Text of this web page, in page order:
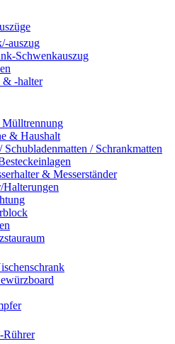
auszug
Schwenkauszug
& -halter
& Haushalt
/ Schrankmatten
& Messerständer